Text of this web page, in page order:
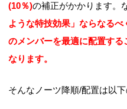
(10％)の補正がかかります。
ような特技効果」ならなる
のメンバーを最適に配置する
なります。
そんなノーツ降順/配置は以下